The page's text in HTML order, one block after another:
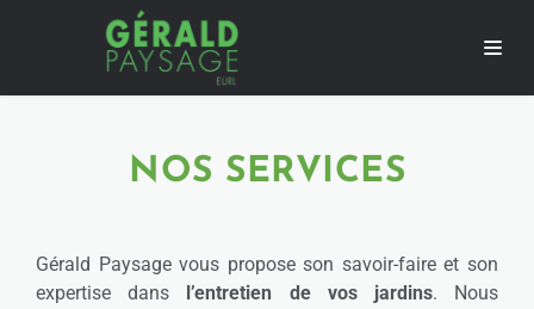
NOS SERVICES
Gérald Paysage vous propose son savoir-faire et son
expertise dans l’entretien de vos jardins. Nous